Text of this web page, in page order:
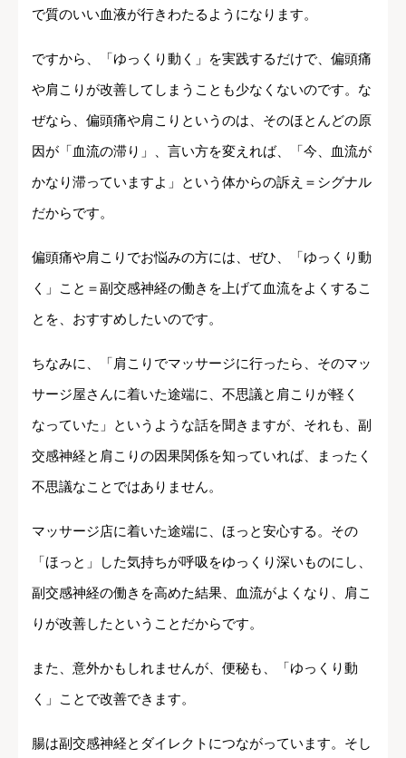
で質のいい血液が行きわたるようになります。
ですから、「ゆっくり動く」を実践するだけで、偏頭痛
や肩こりが改善してしまうことも少なくないのです。な
ぜなら、偏頭痛や肩こりというのは、そのほとんどの原
因が「血流の滞り」、言い方を変えれば、「今、血流が
かなり滞っていますよ」という体からの訴え＝シグナル
だからです。
偏頭痛や肩こりでお悩みの方には、ぜひ、「ゆっくり動
く」こと＝副交感神経の働きを上げて血流をよくするこ
とを、おすすめしたいのです。
ちなみに、「肩こりでマッサージに行ったら、そのマッ
サージ屋さんに着いた途端に、不思議と肩こりが軽く
なっていた」というような話を聞きますが、それも、副
交感神経と肩こりの因果関係を知っていれば、まったく
不思議なことではありません。
マッサージ店に着いた途端に、ほっと安心する。その
「ほっと」した気持ちが呼吸をゆっくり深いものにし、
副交感神経の働きを高めた結果、血流がよくなり、肩こ
りが改善したということだからです。
また、意外かもしれませんが、便秘も、「ゆっくり動
く」ことで改善できます。
腸は副交感神経とダイレクトにつながっています。そし